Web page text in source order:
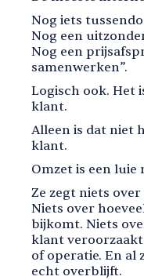
Nog iets
Nog een
Nog een
samenwerken”.
Logisch ook. Het
klant.
Alleen is dat niet
klant.
Omzet is een luie
Ze zegt niets
Niets over
bijkomt. Niets
klant
of operatie. En al
echt overblijft.